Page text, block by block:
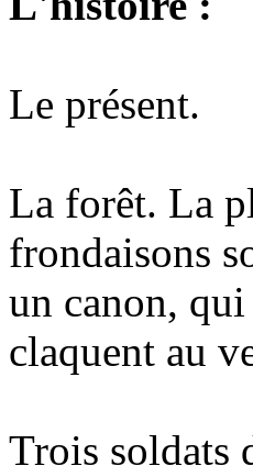
Le présent.
La forêt. La
frondaisons
un canon,
claquent au
Trois soldats